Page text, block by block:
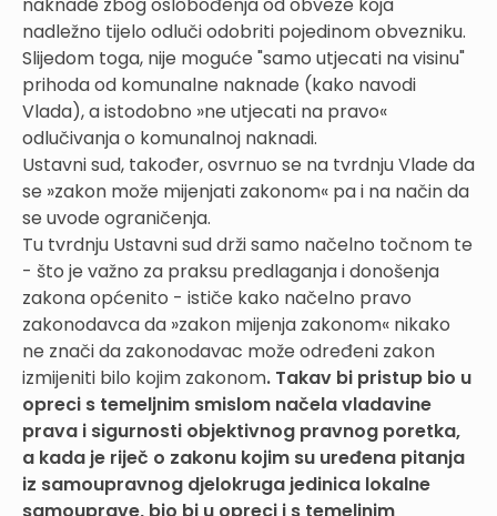
naknade zbog oslobođenja od obveze koja
nadležno tijelo odluči odobriti pojedinom obvezniku.
Slijedom toga, nije moguće "samo utjecati na visinu"
prihoda od komunalne naknade (kako navodi
Vlada), a istodobno »ne utjecati na pravo«
odlučivanja o komunalnoj naknadi.
Ustavni sud, također, osvrnuo se na tvrdnju Vlade da
se »zakon može mijenjati zakonom« pa i na način da
se uvode ograničenja.
Tu tvrdnju Ustavni sud drži samo načelno točnom te
- što je važno za praksu predlaganja i donošenja
zakona općenito - ističe kako načelno pravo
zakonodavca da »zakon mijenja zakonom« nikako
ne znači da zakonodavac može određeni zakon
izmijeniti bilo kojim zakonom. Takav bi pristup bio u
opreci s temeljnim smislom načela vladavine
prava i sigurnosti objektivnog pravnog poretka,
a kada je riječ o zakonu kojim su uređena pitanja
iz samoupravnog djelokruga jedinica lokalne